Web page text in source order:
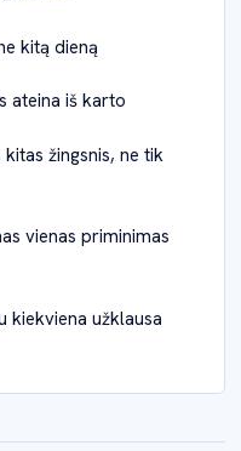
kitą dieną
ateina iš karto
žingsnis, ne tik
vienas priminimas
kiekviena užklausa